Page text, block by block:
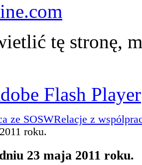
tę stronę,
Flash Player
ze SOSWRelacje z
roku.
23 maja 2011 roku.